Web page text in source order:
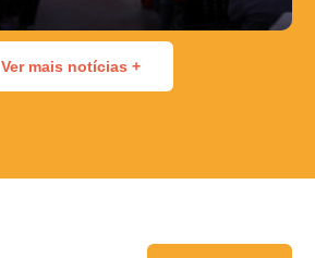
Ver mais notícias +